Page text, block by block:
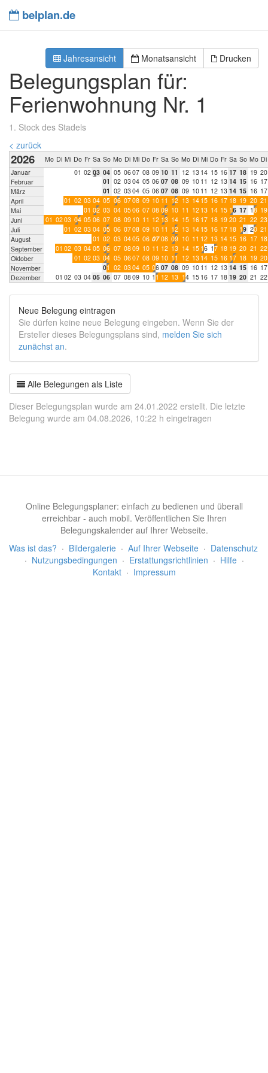
belplan.de
Jahresansicht Monatsansicht Drucken
Belegungsplan für:
Ferienwohnung Nr. 1
1. Stock des Stadels
< zurück
2026 Mo Di Mi Do Fr Sa So Mo Di Mi Do Fr Sa So Mo Di Mi Do Fr Sa So Mo Di
Januar
01 02 03 04 05 0607 08 09 10 11 12 13 14 15 16 17 18 19 20
Februar
01 02 0304 05 06 07 08 09 10 1 1 12 13 14 15 16 17
März
01 02 0304 05 06 07 08 09 10 1 1 12 13 14 15 16 17
April
01 02 03 04 05 06 0708 09 10 1 1 12 13 14 15 16 17 18 19 20 21
Mai
01 02 03 04 0506 07 08 09 10 1 1 12 13 14 15 16 17 18 19
Juni
01 0203 04 05 06 07 08 09 10 1 1 12 13 14 15 16 17 18 19 20 21 22 23
Juli
01 02 03 04 05 06 0708 09 10 1 1 12 13 14 15 16 17 18 19 20 21
August
01 02 03 0405 06 07 08 09 10 1 1 12 13 14 15 16 17 18
September
01 02 03 04 05 06 07 0809 10 1 1 12 13 14 15 16 17 18 19 20 21 22
Oktober
01 02 03 04 05 0607 08 09 10 11 12 13 14 15 16 17 18 19 20
November
01 02 0304 05 06 07 08 09 10 1 1 12 13 14 15 16 17
Dezember
01 02 03 04 05 06 07 0809 10 11 12 13 14 15 16 17 18 19 20 21 22
Neue Belegung eintragen
Sie dürfen keine neue Belegung eingeben. Wenn Sie der
Ersteller dieses Belegungsplans sind, melden Sie sich
zunächst an.
Alle Belegungen als Liste
Dieser Belegungsplan wurde am 24.01.2022 erstellt. Die letzte
Belegung wurde am 04.08.2026, 10:22 h eingetragen
Online Belegungsplaner: einfach zu bedienen und überall
erreichbar - auch mobil. Veröffentlichen Sie Ihren
Belegungskalender auf Ihrer Webseite.
Was ist das? · Bildergalerie · Auf Ihrer Webseite · Datenschutz
· Nutzungsbedingungen · Erstattungsrichtlinien · Hilfe ·
Kontakt · Impressum